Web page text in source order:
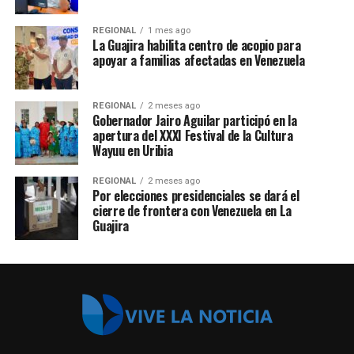
REGIONAL 1 mes ago
La Guajira habilita centro de acopio para
apoyar a familias afectadas en Venezuela
REGIONAL 2 meses ago
Gobernador Jairo Aguilar participó en la
apertura del XXXI Festival de la Cultura
Wayuu en Uribia
REGIONAL 2 meses ago
Por elecciones presidenciales se dará el
cierre de frontera con Venezuela en La
Guajira